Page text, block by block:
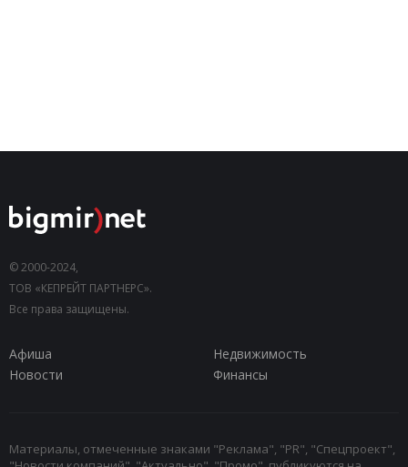
© 2000-2024,
ТОВ «КЕПРЕЙТ ПАРТНЕРС».
Все права защищены.
Афиша
Недвижимость
Новости
Финансы
Материалы, отмеченные знаками "Реклама", "PR", "Спецпроект",